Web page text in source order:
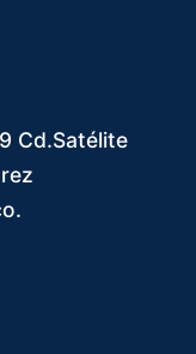
Cd.Satélite